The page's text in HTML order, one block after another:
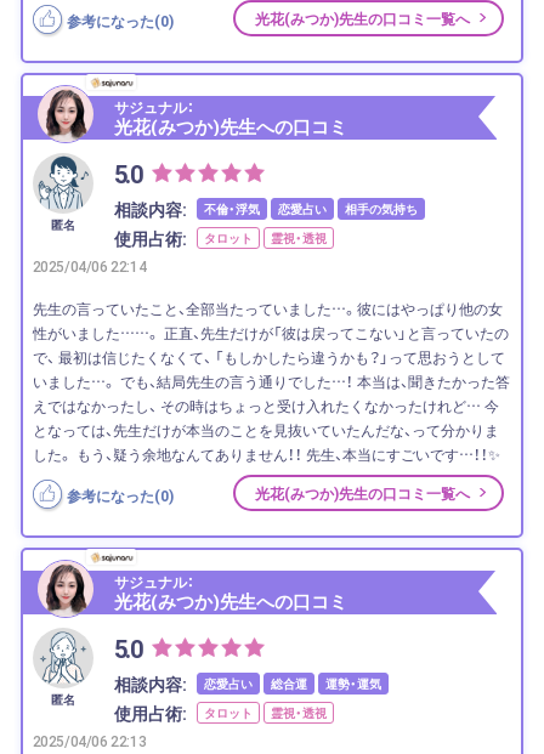
参考になった(0) 光花(みつか)先生の口コミ一覧へ
サジュナル：
光花(みつか)先生への口コミ
匿名
5.0
相談内容: 不倫・浮気 恋愛占い 相手の気持ち
使用占術: タロット 霊視・透視
2025/04/06 22:14
先生の言っていたこと、全部当たっていました…。彼にはやっぱり他の女
性がいました……。 正直、先生だけが「彼は戻ってこない」と言っていたの
で、 最初は信じたくなくて、 「もしかしたら違うかも？」って思おうとして
いました…。 でも、結局先生の言う通りでした…！ 本当は、聞きたかった答
えではなかったし、 その時はちょっと受け入れたくなかったけれど… 今
となっては、先生だけが本当のことを見抜いていたんだな、って分かりま
した。 もう、疑う余地なんてありません！！ 先生、本当にすごいです…！！✨
参考になった(0) 光花(みつか)先生の口コミ一覧へ
サジュナル：
光花(みつか)先生への口コミ
匿名
5.0
相談内容: 恋愛占い 総合運 運勢・運気
使用占術: タロット 霊視・透視
2025/04/06 22:13